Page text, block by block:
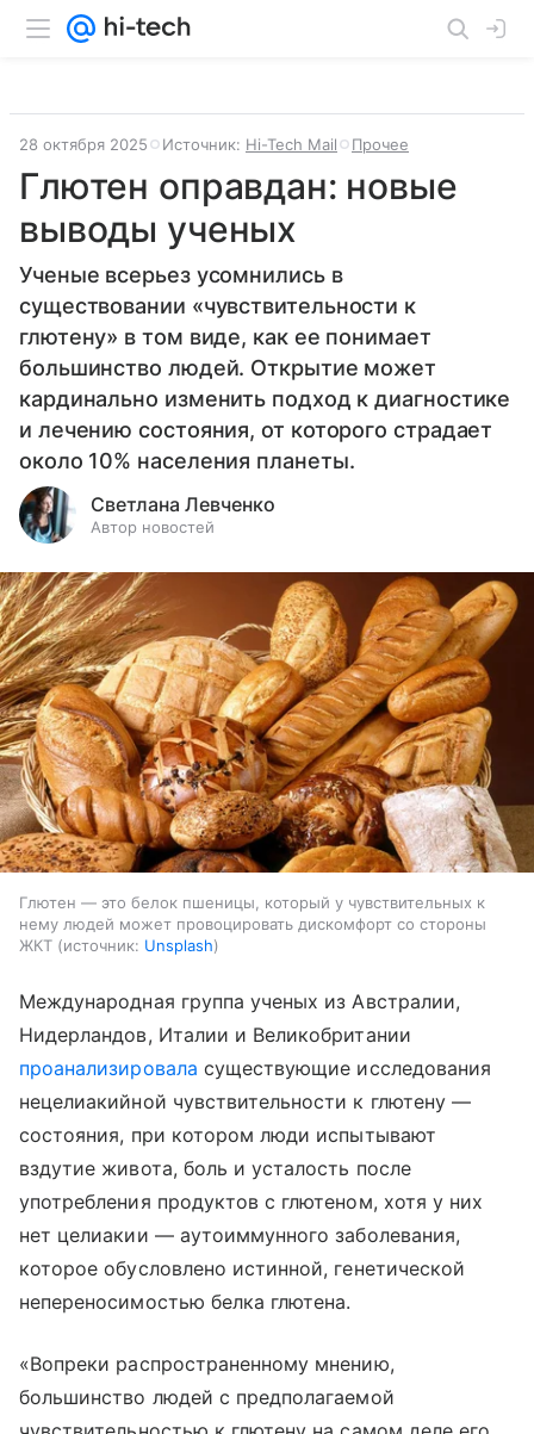
28 октября 2025 Источник: Hi-Tech Mail Прочее
Глютен оправдан: новые
выводы ученых
Ученые всерьез усомнились в
существовании «чувствительности к
глютену» в том виде, как ее понимает
большинство людей. Открытие может
кардинально изменить подход к диагностике
и лечению состояния, от которого страдает
около 10% населения планеты.
Светлана Левченко
Автор новостей
Глютен — это белок пшеницы, который у чувствительных к
нему людей может провоцировать дискомфорт со стороны
ЖКТ
источник: Unsplash
Международная группа ученых из Австралии,
Нидерландов, Италии и Великобритании
проанализировала существующие исследования
нецелиакийной чувствительности к глютену —
состояния, при котором люди испытывают
вздутие живота, боль и усталость после
употребления продуктов с глютеном, хотя у них
нет целиакии — аутоиммунного заболевания,
которое обусловлено истинной, генетической
непереносимостью белка глютена.
«Вопреки распространенному мнению,
большинство людей с предполагаемой